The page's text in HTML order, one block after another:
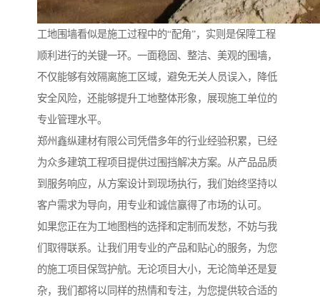
工地围墙看似是施工过程中的“配角”，实则是保障工程
顺利进行的关键一环。一面稳固、整洁、美观的围墙，
不仅能够有效隔离施工区域，避免无关人员误入，降低
安全风险，还能够提升工地整体形象，展现施工单位的
专业管理水平。
郑州鑫纵建材有限公司凭借多年的行业经验积累，已经
为众多建筑工程项目提供过围挡解决方案。从产品品质
到服务响应，从方案设计到现场执行，我们始终坚持以
客户需求为导向，用专业和诚信赢得了市场的认可。
如果您正在为工地图档的选择和定制而发愁，不妨与我
们取得联系。让我们用专业的产品和贴心的服务，为您
的施工项目保驾护航。无论项目大小，无论简单还是复
杂，我们都将以同样的热情和专注，为您提供较合适的